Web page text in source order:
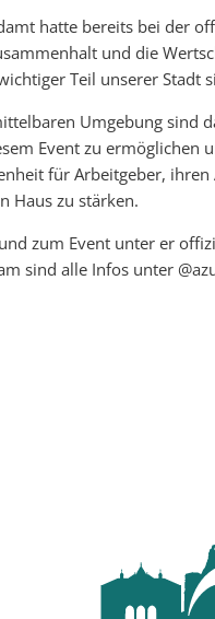
hatte bereits bei der
und die
Teil unserer Stadt
Umgebung sind
Event zu ermöglichen
für Arbeitgeber,
Haus zu stärken.
zum Event unter er
sind alle Infos unter